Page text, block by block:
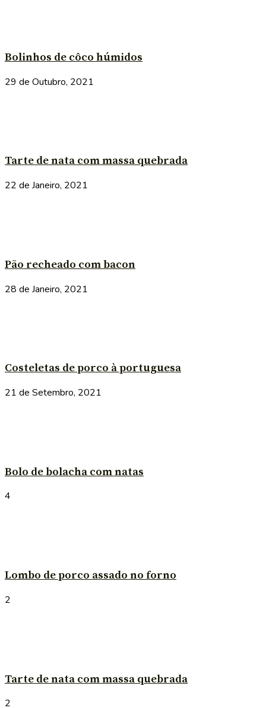
Bolinhos de côco húmidos
29 de Outubro, 2021
Tarte de nata com massa quebrada
22 de Janeiro, 2021
Pão recheado com bacon
28 de Janeiro, 2021
Costeletas de porco à portuguesa
21 de Setembro, 2021
Bolo de bolacha com natas
4
Lombo de porco assado no forno
2
Tarte de nata com massa quebrada
2